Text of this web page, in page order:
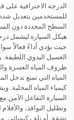
الدرجة الاحترافية على
للمستخدمين بتعديل
السطح المحددة دون
هيكل السيارة ليشمل
حيث يؤدي أداءً فعالاً
الغسيل اليدوي
ظروف المياه العسرة
المياه التي تمنع تدخل
كيمياء المياه المحلية.
السيارة التفاعل الآمن
وتظليل النوافذ،
تشقق أو تلف كيميائي.